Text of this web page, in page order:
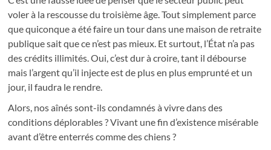
voler à la rescousse du troisième âge. Tout simplement parce
que quiconque a été faire un tour dans une maison de retraite
publique sait que ce n’est pas mieux. Et surtout, l’État n’a pas
des crédits illimités. Oui, c’est dur à croire, tant il débourse
mais l’argent qu’il injecte est de plus en plus emprunté et un
jour, il faudra le rendre.
Alors, nos aînés sont-ils condamnés à vivre dans des
conditions déplorables ? Vivant une fin d’existence misérable
avant d’être enterrés comme des chiens ?